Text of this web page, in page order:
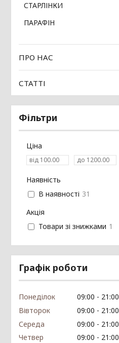
СТАРЛІНКИ
ПАРАФІН
ПРО НАС
СТАТТІ
Фільтри
Ціна
Наявність
В наявності 31
Акція
Товари зі знижками 1
Графік роботи
Понеділок 09:00
21:00
Вівторок
09:00
21:00
Середа
09:00
21:00
Четвер
09:00
21:00